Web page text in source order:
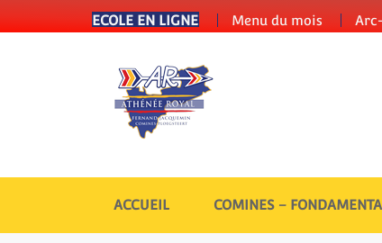
ECOLE EN LIGNE Menu du mois
ACCUEIL COMINES –